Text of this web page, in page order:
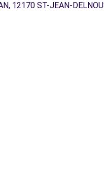
12170 ST-JEAN-